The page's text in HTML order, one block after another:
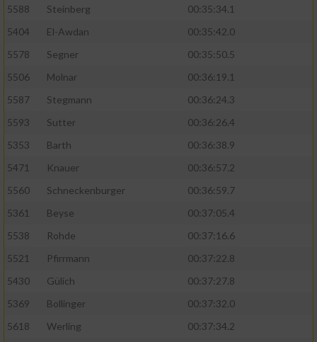
5588
Steinberg
00:35:34.1
5404
El-Awdan
00:35:42.0
5578
Segner
00:35:50.5
5506
Molnar
00:36:19.1
5587
Stegmann
00:36:24.3
5593
Sutter
00:36:26.4
5353
Barth
00:36:38.9
5471
Knauer
00:36:57.2
5560
Schneckenburger
00:36:59.7
5361
Beyse
00:37:05.4
5538
Rohde
00:37:16.6
5521
Pfirrmann
00:37:22.8
5430
Gülich
00:37:27.8
5369
Bollinger
00:37:32.0
5618
Werling
00:37:34.2